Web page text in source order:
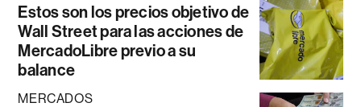
Estos son los precios objetivo de
Wall Street para las acciones de
MercadoLibre previo a su
balance
MERCADOS